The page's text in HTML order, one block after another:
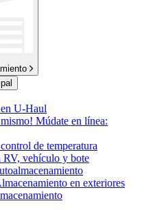
U-Haul
Múdate en línea:
de temperatura
RV, vehículo y bote
en exteriores